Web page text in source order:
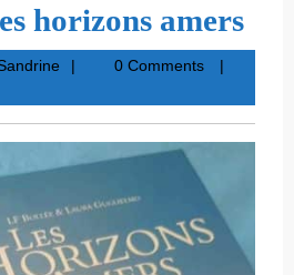
horizons amers
Sandrine0 Comments